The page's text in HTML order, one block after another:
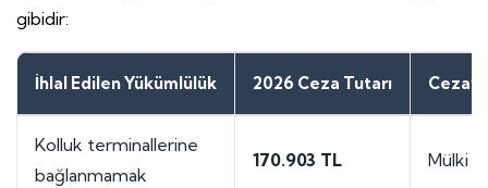
gibidir:
İhlal Edilen Yükümlülük 2026 Ceza Tutarı
Kolluk terminallerine
bağlanmamak
170.903 TL Mülki